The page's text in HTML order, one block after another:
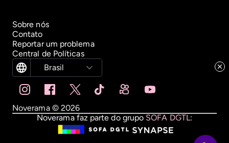
Sobre nós
Contato
Reportar um problema
Central de Políticas
Brasil
Noverama © 2026
Noverama faz parte do grupo SOFA DGTL: